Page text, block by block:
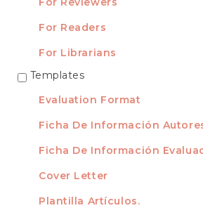
For Readers
For Librarians
TEMPLATES
Templates
Evaluation Format
Ficha De Información
Ficha De Información
Cover Letter
Plantilla Artículos.